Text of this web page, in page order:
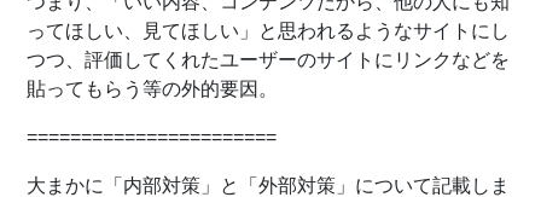
ってほしい、見てほしい」と思われるようなサイトにし
つつ、評価してくれたユーザーのサイトにリンクなどを
貼ってもらう等の外的要因。
=======================
大まかに「内部対策」と「外部対策」について記載しま